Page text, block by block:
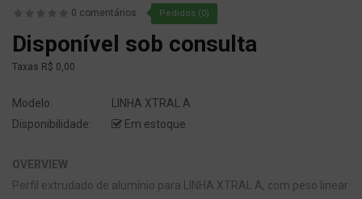
0 comentários Pedidos (0)
Disponível sob consulta
Taxas R$ 0,00
Modelo:
LINHA XTRAL A
Disponibilidade:
Em estoque
OVERVIEW
Perfil extrudado de alumínio para LINHA XTRAL A, com peso linear